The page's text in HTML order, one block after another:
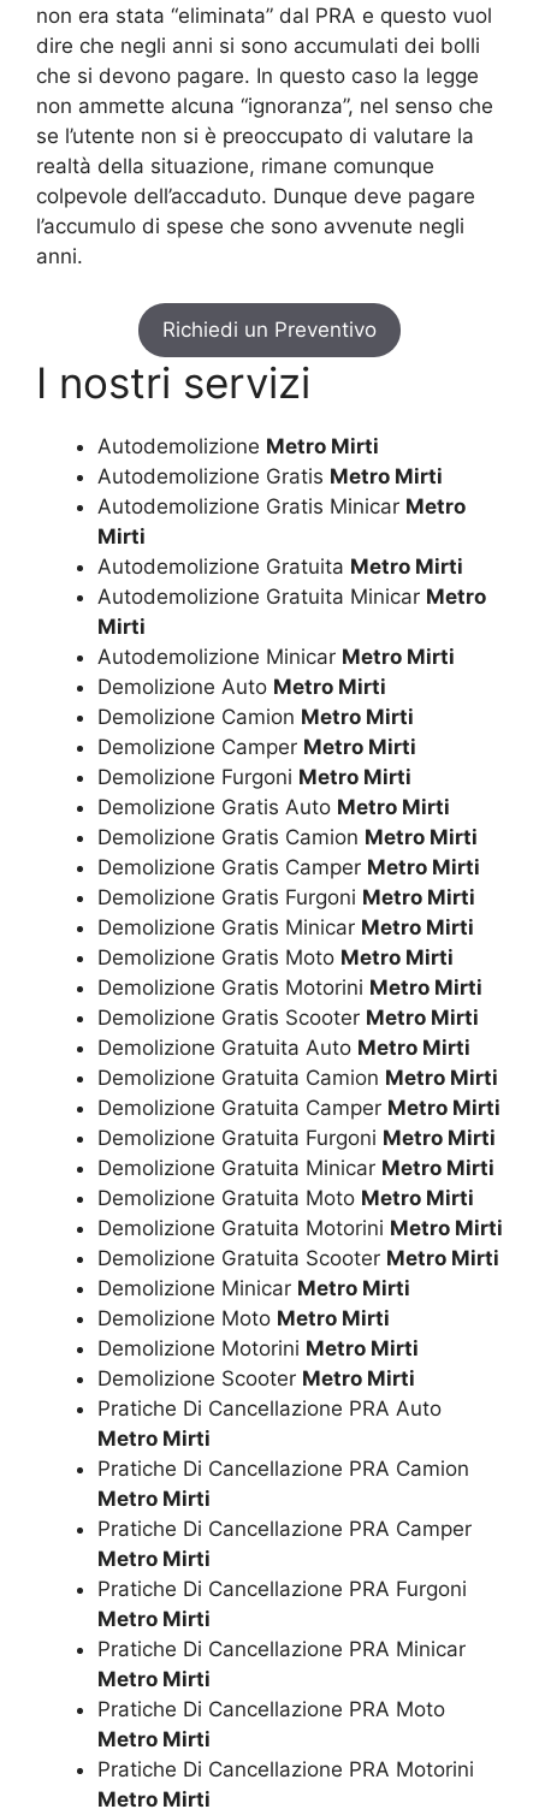
non era stata “eliminata” dal PRA e questo vuol
dire che negli anni si sono accumulati dei bolli
che si devono pagare. In questo caso la legge
non ammette alcuna “ignoranza”, nel senso che
se l’utente non si è preoccupato di valutare la
realtà della situazione, rimane comunque
colpevole dell’accaduto. Dunque deve pagare
l’accumulo di spese che sono avvenute negli
anni.
Richiedi un Preventivo
I nostri servizi
Autodemolizione Metro Mirti
Autodemolizione Gratis Metro Mirti
Autodemolizione Gratis Minicar Metro
Mirti
Autodemolizione Gratuita Metro Mirti
Autodemolizione Gratuita Minicar Metro
Mirti
Autodemolizione Minicar Metro Mirti
Demolizione Auto Metro Mirti
Demolizione Camion Metro Mirti
Demolizione Camper Metro Mirti
Demolizione Furgoni Metro Mirti
Demolizione Gratis Auto Metro Mirti
Demolizione Gratis Camion Metro Mirti
Demolizione Gratis Camper Metro Mirti
Demolizione Gratis Furgoni Metro Mirti
Demolizione Gratis Minicar Metro Mirti
Demolizione Gratis Moto Metro Mirti
Demolizione Gratis Motorini Metro Mirti
Demolizione Gratis Scooter Metro Mirti
Demolizione Gratuita Auto Metro Mirti
Demolizione Gratuita Camion Metro Mirti
Demolizione Gratuita Camper Metro Mirti
Demolizione Gratuita Furgoni Metro Mirti
Demolizione Gratuita Minicar Metro Mirti
Demolizione Gratuita Moto Metro Mirti
Demolizione Gratuita Motorini Metro Mirti
Demolizione Gratuita Scooter Metro Mirti
Demolizione Minicar Metro Mirti
Demolizione Moto Metro Mirti
Demolizione Motorini Metro Mirti
Demolizione Scooter Metro Mirti
Pratiche Di Cancellazione PRA Auto
Metro Mirti
Pratiche Di Cancellazione PRA Camion
Metro Mirti
Pratiche Di Cancellazione PRA Camper
Metro Mirti
Pratiche Di Cancellazione PRA Furgoni
Metro Mirti
Pratiche Di Cancellazione PRA Minicar
Metro Mirti
Pratiche Di Cancellazione PRA Moto
Metro Mirti
Pratiche Di Cancellazione PRA Motorini
Metro Mirti